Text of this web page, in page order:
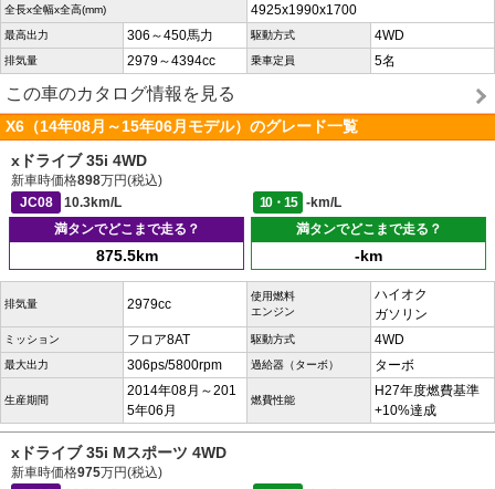
全長x全幅x全高(mm) 4925x1990x1700
最高出力 306～450馬力 駆動方式 4WD
排気量 2979～4394cc 乗車定員 5名
この車のカタログ情報を見る
X6（14年08月～15年06月モデル）のグレード一覧
xドライブ 35i 4WD
新車時価格898万円(税込)
JC08
10.3km/L 10・15
-km/L
満タンでどこまで走る？
875.5km
満タンでどこまで走る？
-km
排気量 2979cc
使用燃料
エンジン
ハイオク
ガソリン
ミッション フロア8AT 駆動方式 4WD
最大出力 306ps/5800rpm 過給器（ターボ） ターボ
生産期間
2014年08月～201
5年06月
燃費性能
H27年度燃費基準
+10%達成
xドライブ 35i Mスポーツ 4WD
新車時価格975万円(税込)